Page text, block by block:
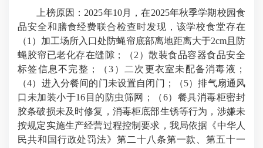
上榜原因： 2025年10月，在2025年秋季学期校园食
品安全和膳食经费联合检查时发现，该学校食堂存在
（1 ）加工场所入口处防蝇帘底部离地距离大于2cm且防
蝇胶帘已老化存在缝隙；（2 ）散装食品容器食品安全
标签信息不完整；（3 ）二次更衣室未配备消毒液；
（4）进入分餐间的门未设置自闭门；（5）排气扇通风
口未加装小于16 目的防虫筛网；（6）餐具消毒柜密封
胶条破损未及时修复，消毒柜底部生锈等行为，涉嫌未
按规定实施生产经营过程控制要求，我局依据《中华人
民共和国行政处罚法》第二十八条第一款、第五十一